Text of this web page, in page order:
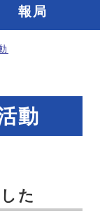
報局
動
た